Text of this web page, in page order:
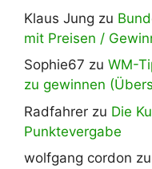
Klaus Jung zu
mit Preisen /
Sophie67 zu WM-
zu gewinnen
Radfahrer zu Die
Punktevergabe
wolfgang cordon zu